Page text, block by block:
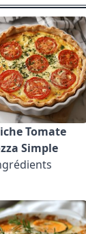
Tomate
Simple